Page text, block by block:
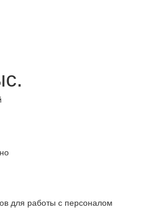
для работы с персоналом